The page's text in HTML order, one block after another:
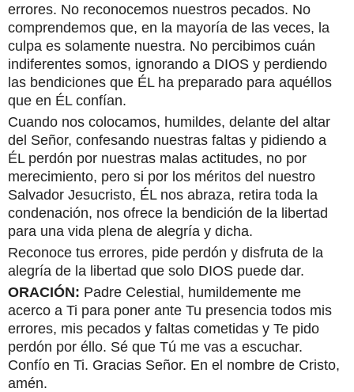
errores. No reconocemos nuestros pecados. No
comprendemos que, en la mayoría de las veces, la
culpa es solamente nuestra. No percibimos cuán
indiferentes somos, ignorando a DIOS y perdiendo
las bendiciones que ÉL ha preparado para aquéllos
que en ÉL confían.
Cuando nos colocamos, humildes, delante del altar
del Señor, confesando nuestras faltas y pidiendo a
ÉL perdón por nuestras malas actitudes, no por
merecimiento, pero si por los méritos del nuestro
Salvador Jesucristo, ÉL nos abraza, retira toda la
condenación, nos ofrece la bendición de la libertad
para una vida plena de alegría y dicha.
Reconoce tus errores, pide perdón y disfruta de la
alegría de la libertad que solo DIOS puede dar.
ORACIÓN: Padre Celestial, humildemente me
acerco a Ti para poner ante Tu presencia todos mis
errores, mis pecados y faltas cometidas y Te pido
perdón por éllo. Sé que Tú me vas a escuchar.
Confío en Ti. Gracias Señor. En el nombre de Cristo,
amén.